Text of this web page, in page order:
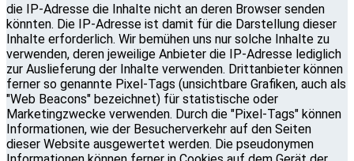
die IP-Adresse die Inhalte nicht an deren Browser senden
könnten. Die IP-Adresse ist damit für die Darstellung dieser
Inhalte erforderlich. Wir bemühen uns nur solche Inhalte zu
verwenden, deren jeweilige Anbieter die IP-Adresse lediglich
zur Auslieferung der Inhalte verwenden. Drittanbieter können
ferner so genannte Pixel-Tags (unsichtbare Grafiken, auch als
"Web Beacons" bezeichnet) für statistische oder
Marketingzwecke verwenden. Durch die "Pixel-Tags" können
Informationen, wie der Besucherverkehr auf den Seiten
dieser Website ausgewertet werden. Die pseudonymen